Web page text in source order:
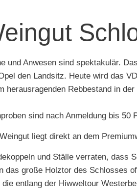
und Anwesen sind spektakulär.
den Landsitz. Heute wird das
herausragenden Rebbestand in
sind nach Anmeldung bis 50
liegt direkt an dem
und Ställe verraten, dass
das große Holztor des Schlosses
die entlang der Hiwweltour